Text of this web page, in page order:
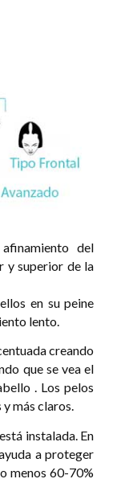
del
y superior de la
en su peine
lento.
creando
que se vea el
. Los pelos
más claros.
instalada. En
a proteger
menos 60-70%